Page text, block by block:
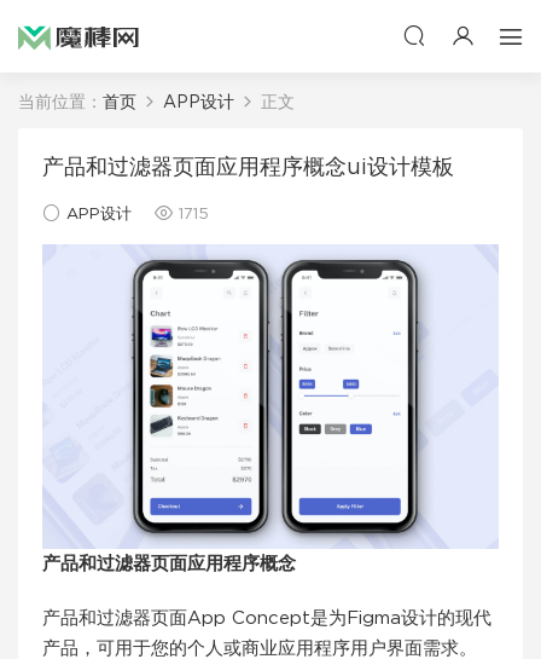
当前位置： 首页 APP设计 正文
产品和过滤器页面应用程序概念ui设计模板
APP设计 1715
产品和过滤器页面应用程序概念
产品和过滤器页面App Concept是为Figma设计的现代
产品，可用于您的个人或商业应用程序用户界面需求。